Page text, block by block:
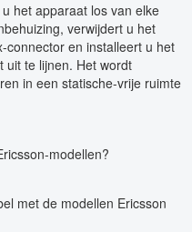
het apparaat los van elke
verwijdert u het
connector en installeert u het
uit te lijnen. Het wordt
in een statische-vrije ruimte
modellen?
met de modellen Ericsson